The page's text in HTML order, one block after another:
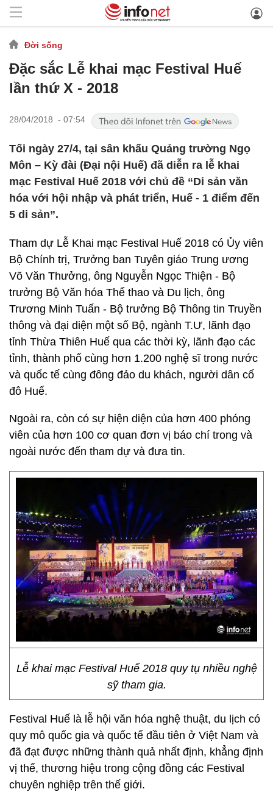
Đời sống
Đặc sắc Lễ khai mạc Festival Huế
lần thứ X - 2018
28/04/2018 - 07:54
Tối ngày 27/4, tại sân khấu Quảng trường Ngọ
Môn – Kỳ đài (Đại nội Huế) đã diễn ra lễ khai
mạc Festival Huế 2018 với chủ đề “Di sản văn
hóa với hội nhập và phát triển, Huế - 1 điểm đến
5 di sản”.
Tham dự Lễ Khai mạc Festival Huế 2018 có Ủy viên
Bộ Chính trị, Trưởng ban Tuyên giáo Trung ương
Võ Văn Thưởng, ông Nguyễn Ngọc Thiện - Bộ
trưởng Bộ Văn hóa Thể thao và Du lịch, ông
Trương Minh Tuấn - Bộ trưởng Bộ Thông tin Truyền
thông và đại diện một số Bộ, ngành T.Ư, lãnh đạo
tỉnh Thừa Thiên Huế qua các thời kỳ, lãnh đạo các
tỉnh, thành phố cùng hơn 1.200 nghệ sĩ trong nước
và quốc tế cùng đông đảo du khách, người dân cố
đô Huế.
Ngoài ra, còn có sự hiện diện của hơn 400 phóng
viên của hơn 100 cơ quan đơn vị báo chí trong và
ngoài nước đến tham dự và đưa tin.
Lễ khai mạc Festival Huế 2018 quy tụ nhiều nghệ
sỹ tham gia.
Festival Huế là lễ hội văn hóa nghệ thuật, du lịch có
quy mô quốc gia và quốc tế đầu tiên ở Việt Nam và
đã đạt được những thành quả nhất định, khẳng định
vị thế, thương hiệu trong cộng đồng các Festival
chuyên nghiệp trên thế giới.